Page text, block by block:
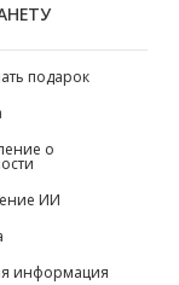
подарок
о
ИИ
информация